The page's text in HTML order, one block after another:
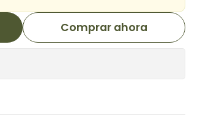
Comprar ahora